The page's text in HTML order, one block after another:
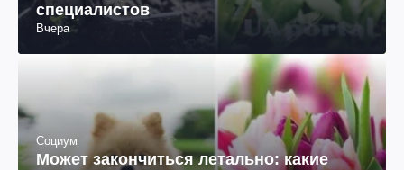
специалистов
Вчера
Социум
Может закончиться летально: какие